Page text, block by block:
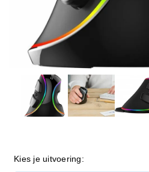
Kies je uitvoering: